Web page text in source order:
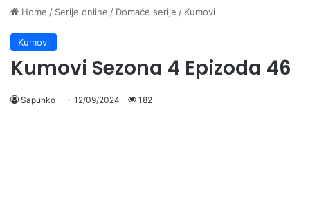
Home / Serije online / Domaće serije / Kumovi
Kumovi
Kumovi Sezona 4 Epizoda 46
Sapunko 12/09/2024 182